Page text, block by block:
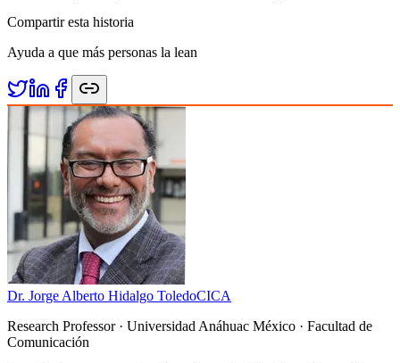
Compartir esta historia
Ayuda a que más personas la lean
Dr. Jorge Alberto Hidalgo ToledoCICA
Research Professor· Universidad Anáhuac México · Facultad de
Comunicación